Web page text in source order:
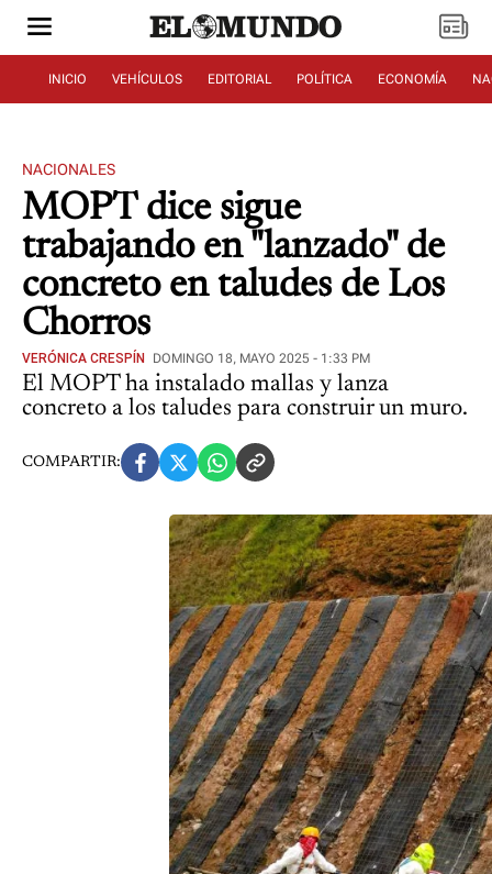
INICIO VEHÍCULOS EDITORIAL POLÍTICA ECONOMÍA
NACIONALES
MOPT dice sigue
trabajando en "lanzado" de
concreto en taludes de Los
Chorros
VERÓNICA CRESPÍN DOMINGO 18, MAYO 2025 - 1:33 PM
El MOPT ha instalado mallas y lanza
concreto a los taludes para construir un muro.
COMPARTIR: